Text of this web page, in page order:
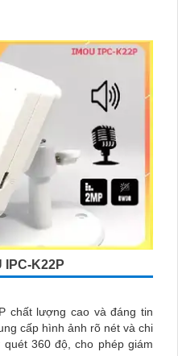
IPC-K22P
chất lượng cao và đáng tin